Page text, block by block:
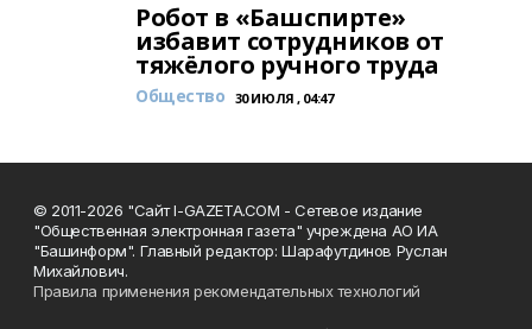
Робот в «Башспирте»
избавит сотрудников от
тяжёлого ручного труда
Общество 30 ИЮЛЯ , 04:47
© 2011-2026 "Сайт I-GAZETA.COM - Сетевое издание
"Общественная электронная газета" учреждена АО ИА
"Башинформ". Главный редактор: Шарафутдинов Руслан
Михайлович.
Правила применения рекомендательных технологий